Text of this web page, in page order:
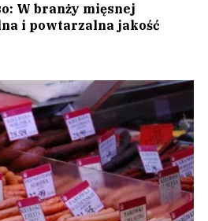
W branży mięsnej
i powtarzalna jakość